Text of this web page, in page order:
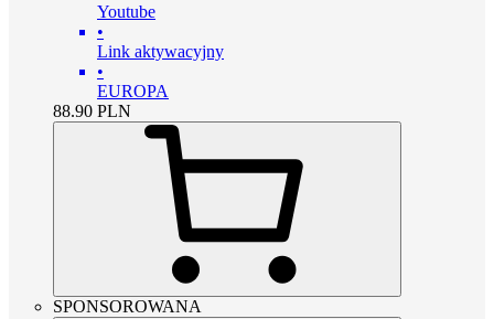
Youtube
•
Link aktywacyjny
•
EUROPA
88.90 PLN
SPONSOROWANA